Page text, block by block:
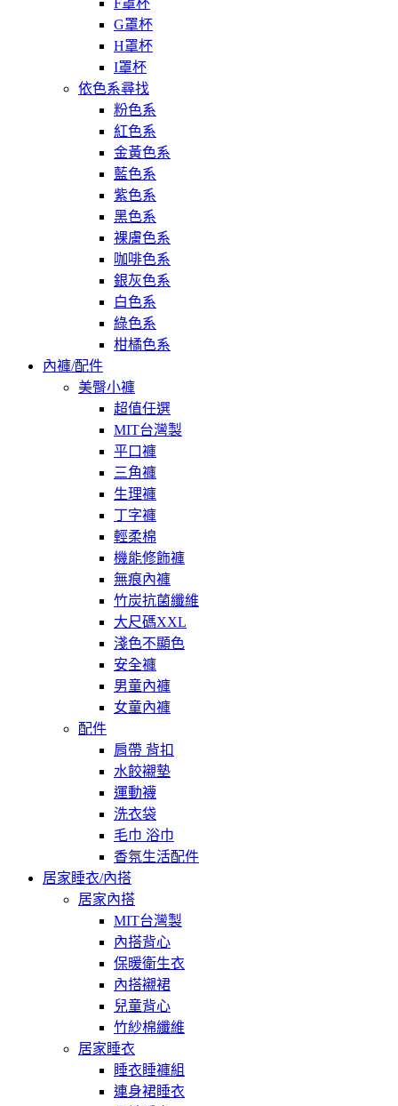
F罩杯
G罩杯
H罩杯
I罩杯
依色系尋找
粉色系
紅色系
金黃色系
藍色系
紫色系
黑色系
裸膚色系
咖啡色系
銀灰色系
白色系
綠色系
柑橘色系
內褲/配件
美臀小褲
超值任選
MIT台灣製
平口褲
三角褲
生理褲
丁字褲
輕柔棉
機能修飾褲
無痕內褲
竹炭抗菌纖維
大尺碼XXL
淺色不顯色
安全褲
男童內褲
女童內褲
配件
肩帶 背扣
水餃襯墊
運動襪
洗衣袋
毛巾 浴巾
香氛生活配件
居家睡衣/內搭
居家內搭
MIT台灣製
內搭背心
保暖衛生衣
內搭襯裙
兒童背心
竹紗棉纖維
居家睡衣
睡衣睡褲組
連身裙睡衣